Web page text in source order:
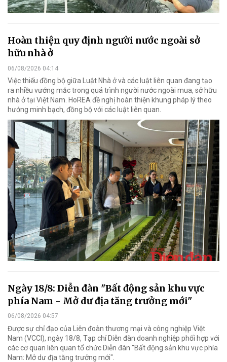
Hoàn thiện quy định người nước ngoài sở
hữu nhà ở
06/08/2026 04:14
Việc thiếu đồng bộ giữa Luật Nhà ở và các luật liên quan đang tạo
ra nhiều vướng mắc trong quá trình người nước ngoài mua, sở hữu
nhà ở tại Việt Nam. HoREA đề nghị hoàn thiện khung pháp lý theo
hướng minh bạch, đồng bộ với các luật liên quan.
Ngày 18/8: Diễn đàn "Bất động sản khu vực
phía Nam - Mở dư địa tăng trưởng mới"
06/08/2026 04:57
Được sự chỉ đạo của Liên đoàn thương mại và công nghiệp Việt
Nam (VCCI), ngày 18/8, Tạp chí Diễn đàn doanh nghiệp phối hợp với
các cơ quan liên quan tổ chức Diễn đàn "Bất động sản khu vực phía
Nam: Mở dư địa tăng trưởng mới".